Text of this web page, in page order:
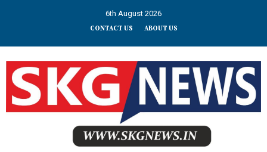
6th August 2026
CONTACT US ABOUT US